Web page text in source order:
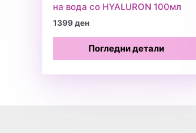
на вода со HYALURON 100мл
1399ден
Погледни детали